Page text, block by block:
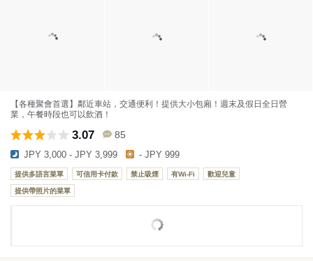
【各種聚會首選】鄰近車站，交通便利！提供大小包廂！週末及假日全日營
業，午餐時段也可以飲酒！
3.07 85
JPY 3,000 - JPY 3,999 - JPY 999
提供多語言菜單 可信用卡付款 禁止吸煙 有Wi-Fi 歡迎兒童
提供帶照片的菜單